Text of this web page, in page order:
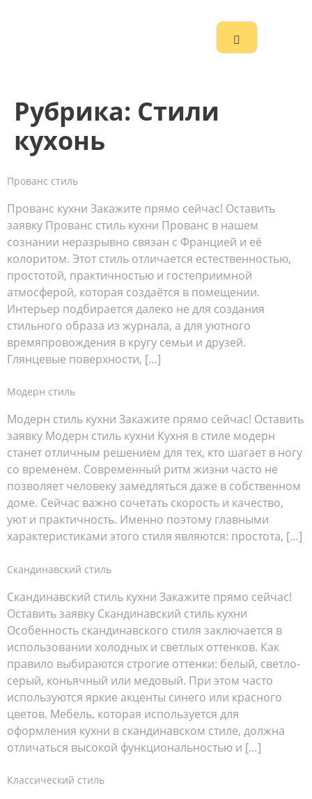
Рубрика: Стили
кухонь
Прованс стиль
Прованс кухни Закажите прямо сейчас! Оставить
заявку Прованс стиль кухни Прованс в нашем
сознании неразрывно связан с Францией и её
колоритом. Этот стиль отличается естественностью,
простотой, практичностью и гостеприимной
атмосферой, которая создаётся в помещении.
Интерьер подбирается далеко не для создания
стильного образа из журнала, а для уютного
времяпровождения в кругу семьи и друзей.
Глянцевые поверхности, […]
Модерн стиль
Модерн стиль кухни Закажите прямо сейчас! Оставить
заявку Модерн стиль кухни Кухня в стиле модерн
станет отличным решением для тех, кто шагает в ногу
со временем. Современный ритм жизни часто не
позволяет человеку замедляться даже в собственном
доме. Сейчас важно сочетать скорость и качество,
уют и практичность. Именно поэтому главными
характеристиками этого стиля являются: простота, […]
Скандинавский стиль
Скандинавский стиль кухни Закажите прямо сейчас!
Оставить заявку Скандинавский стиль кухни
Особенность скандинавского стиля заключается в
использовании холодных и светлых оттенков. Как
правило выбираются строгие оттенки: белый, светло-
серый, коньячный или медовый. При этом часто
используются яркие акценты синего или красного
цветов. Мебель, которая используется для
оформления кухни в скандинавском стиле, должна
отличаться высокой функциональностью и […]
Классический стиль